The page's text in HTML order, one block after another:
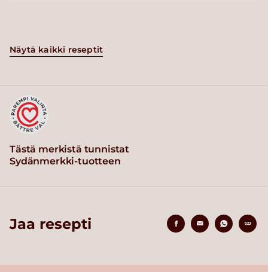
Näytä kaikki reseptit
Tästä merkistä tunnistat
Sydänmerkki-tuotteen
Jaa resepti